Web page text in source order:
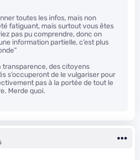
toutes les infos, mais non
fatiguant, mais surtout vous êtes
pas pu comprendre, donc on
information partielle, c’est plus
transparence, des citoyens
s’occuperont de le vulgariser pour
pas à la portée de tout le
Merde quoi.